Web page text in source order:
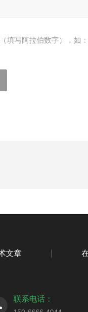
填写阿拉伯数字），如
文章
联系电话：